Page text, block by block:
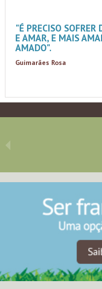
"É PRECISO SOFRER
E AMAR, E MAIS
AMADO".
Guimarães Rosa